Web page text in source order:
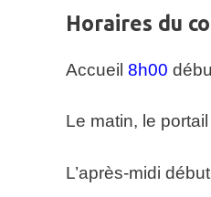
Horaires du
Accueil 8h00
Le matin, le
L’après-midi